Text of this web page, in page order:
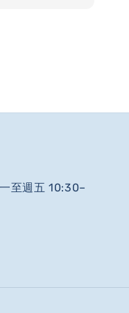
至週五 10:30–